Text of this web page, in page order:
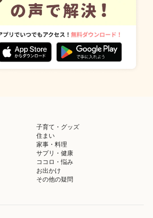
子育て・グッズ
住まい
家事・料理
サプリ・健康
ココロ・悩み
お出かけ
その他の疑問